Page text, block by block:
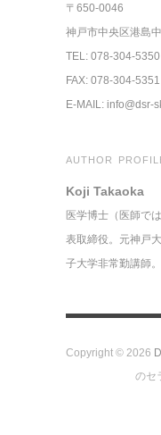
〒650-0046
神戸市中央区港島
TEL: 078-304-5350
FAX: 078-304-5351
E-MAIL: info@dsr-
AUTHOR
Koji Takaoka
医学博士（医師で
表取締役。元神戸
子大学非常勤講師。
Copyright © 2026
のセ